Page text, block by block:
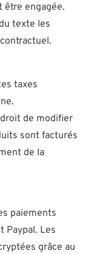
être engagée.
texte les
taxes
de modifier
sont facturés
de la
paiements
Paypal. Les
grâce au